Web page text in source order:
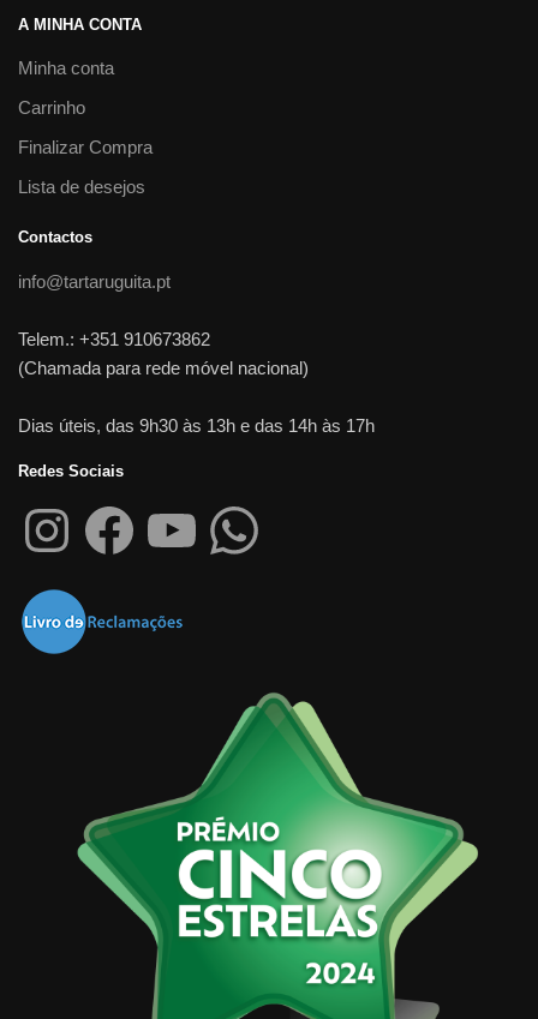
A MINHA CONTA
Minha conta
Carrinho
Finalizar Compra
Lista de desejos
Contactos
info@tartaruguita.pt
Telem.: +351 910673862
(Chamada para rede móvel nacional)
Dias úteis, das 9h30 às 13h e das 14h às 17h
Redes Sociais